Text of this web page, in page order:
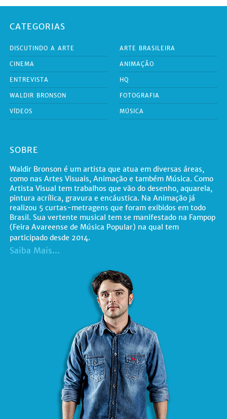
CATEGORIAS
DISCUTINDO A ARTE ARTE BRASILEIRA
CINEMA ANIMAÇÃO
ENTREVISTA HQ
WALDIR BRONSON FOTOGRAFIA
VÍDEOS MÚSICA
SOBRE
Waldir Bronson é um artista que atua em diversas áreas,
como nas Artes Visuais, Animação e também Música. Como
Artista Visual tem trabalhos que vão do desenho, aquarela,
pintura acrílica, gravura e encáustica. Na Animação já
realizou 5 curtas-metragens que foram exibidos em todo
Brasil. Sua vertente musical tem se manifestado na Fampop
(Feira Avareense de Música Popular) na qual tem
participado desde 2014.
Saiba Mais...